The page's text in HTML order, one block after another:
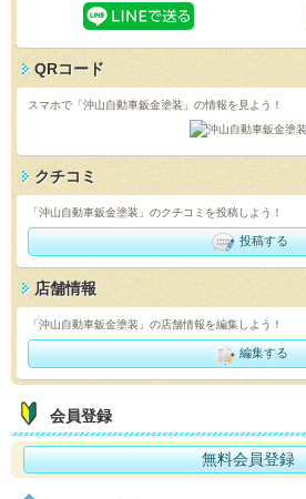
QRコード
スマホで「沖山自動車鈑金塗装」の情報を見よう！
クチコミ
「沖山自動車鈑金塗装」のクチコミを投稿しよう！
投稿する
店舗情報
「沖山自動車鈑金塗装」の店舗情報を編集しよう！
編集する
会員登録
無料会員登録